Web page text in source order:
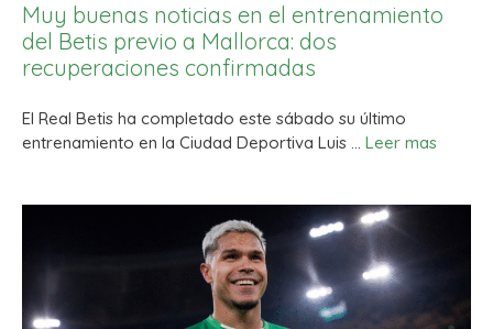
Muy buenas noticias en el entrenamiento
del Betis previo a Mallorca: dos
recuperaciones confirmadas
El Real Betis ha completado este sábado su último
entrenamiento en la Ciudad Deportiva Luis … Leer mas